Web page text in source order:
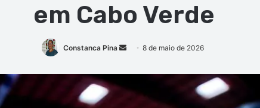
em Cabo Verde
Constanca Pina
Mande
e-
mail
8 de maio de 2026